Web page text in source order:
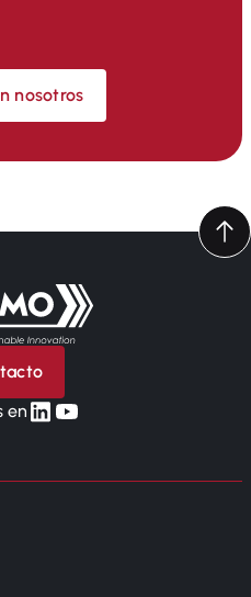
nosotros
principal
enlinkedin
yt